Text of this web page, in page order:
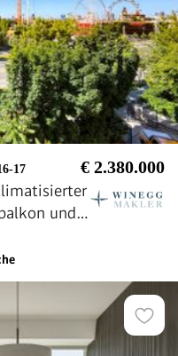
17 € 2.380.000
und